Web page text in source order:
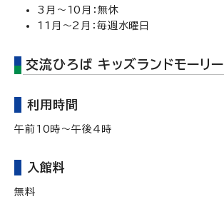
3月～10月：無休
11月～2月：毎週水曜日
交流ひろば キッズランドモーリー
利用時間
午前10時～午後4時
入館料
無料